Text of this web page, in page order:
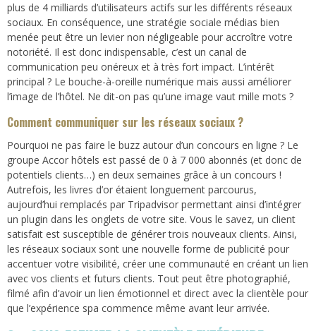
plus de 4 milliards d’utilisateurs actifs sur les différents réseaux
sociaux. En conséquence, une stratégie sociale médias bien
menée peut être un levier non négligeable pour accroître votre
notoriété. Il est donc indispensable, c’est un canal de
communication peu onéreux et à très fort impact. L’intérêt
principal ? Le bouche-à-oreille numérique mais aussi améliorer
l’image de l’hôtel. Ne dit-on pas qu’une image vaut mille mots ?
Comment communiquer sur les réseaux sociaux ?
Pourquoi ne pas faire le buzz autour d’un concours en ligne ? Le
groupe Accor hôtels est passé de 0 à 7 000 abonnés (et donc de
potentiels clients…) en deux semaines grâce à un concours !
Autrefois, les livres d’or étaient longuement parcourus,
aujourd’hui remplacés par Tripadvisor permettant ainsi d’intégrer
un plugin dans les onglets de votre site. Vous le savez, un client
satisfait est susceptible de générer trois nouveaux clients. Ainsi,
les réseaux sociaux sont une nouvelle forme de publicité pour
accentuer votre visibilité, créer une communauté en créant un lien
avec vos clients et futurs clients. Tout peut être photographié,
filmé afin d’avoir un lien émotionnel et direct avec la clientèle pour
que l’expérience spa commence même avant leur arrivée.